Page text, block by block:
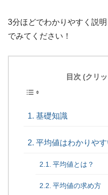
3分ほどでわかりやすく説
でみてください！
目次 (クリ
基礎知識
平均値はわかりやす
平均値とは？
平均値の求め方